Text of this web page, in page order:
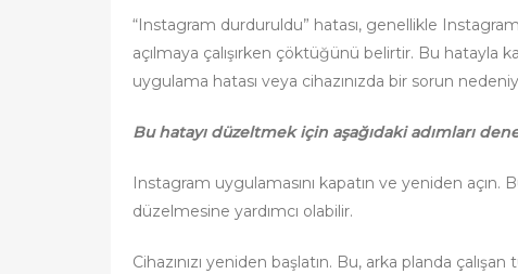
“Instagram durduruldu” hatası, genellikle
açılmaya çalışırken çöktüğünü belirtir. Bu hatayla
uygulama hatası veya cihazınızda bir sorun
Bu hatayı düzeltmek için aşağıdaki adımları
Instagram uygulamasını kapatın ve yeniden açın.
düzelmesine yardımcı olabilir.
Cihazınızı yeniden başlatın. Bu, arka planda